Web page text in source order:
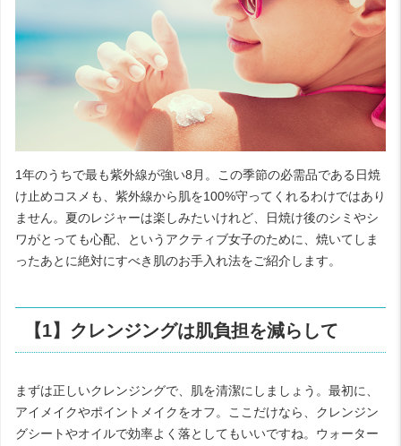
1年のうちで最も紫外線が強い8月。この季節の必需品である日焼
け止めコスメも、紫外線から肌を100%守ってくれるわけではあり
ません。夏のレジャーは楽しみたいけれど、日焼け後のシミやシ
ワがとっても心配、というアクティブ女子のために、焼いてしま
ったあとに絶対にすべき肌のお手入れ法をご紹介します。
【1】クレンジングは肌負担を減らして
まずは正しいクレンジングで、肌を清潔にしましょう。最初に、
アイメイクやポイントメイクをオフ。ここだけなら、クレンジン
グシートやオイルで効率よく落としてもいいですね。ウォーター